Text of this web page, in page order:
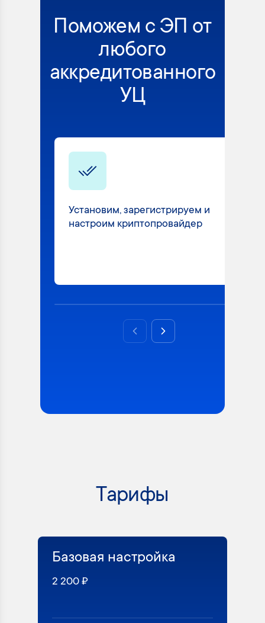
Поможем с ЭП от
любого
аккредитованного
УЦ
Установим, зарегистрируем и
настроим криптопровайдер
Previous slideNext slide
Тарифы
Базовая настройка
2 200 ₽